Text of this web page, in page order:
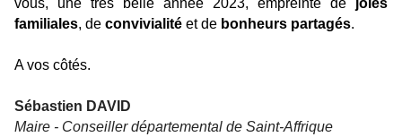
familiales, de convivialité et de bonheurs partagés.
A vos côtés.
Sébastien DAVID
Maire - Conseiller départemental de Saint-Affrique